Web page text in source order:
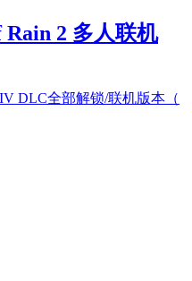
Rain 2 多人联机